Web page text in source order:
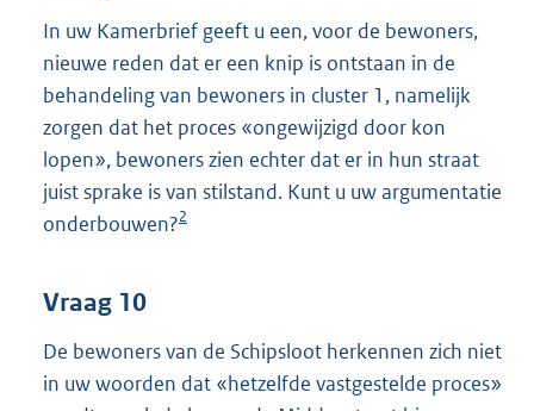
In uw Kamerbrief geeft u een, voor de bewoners,
nieuwe reden dat er een knip is ontstaan in de
behandeling van bewoners in cluster 1, namelijk
zorgen dat het proces «ongewijzigd door kon
lopen», bewoners zien echter dat er in hun straat
juist sprake is van stilstand. Kunt u uw argumentatie
onderbouwen?2
Vraag 10
De bewoners van de Schipsloot herkennen zich niet
in uw woorden dat «hetzelfde vastgestelde proces»